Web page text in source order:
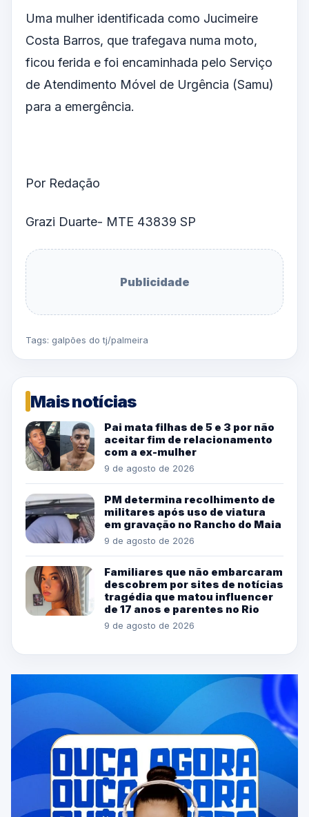
Uma mulher identificada como Jucimeire
Costa Barros, que trafegava numa moto,
ficou ferida e foi encaminhada pelo Serviço
de Atendimento Móvel de Urgência (Samu)
para a emergência.
Por Redação
Grazi Duarte- MTE 43839 SP
Publicidade
Tags: galpões do tj/palmeira
Mais notícias
Pai mata filhas de 5 e 3 por não
aceitar fim de relacionamento
com a ex-mulher
9 de agosto de 2026
PM determina recolhimento de
militares após uso de viatura
em gravação no Rancho do Maia
9 de agosto de 2026
Familiares que não embarcaram
descobrem por sites de notícias
tragédia que matou influencer
de 17 anos e parentes no Rio
9 de agosto de 2026